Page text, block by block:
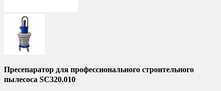
Пресепаратор для профессионального строительного
пылесоса SC320.010